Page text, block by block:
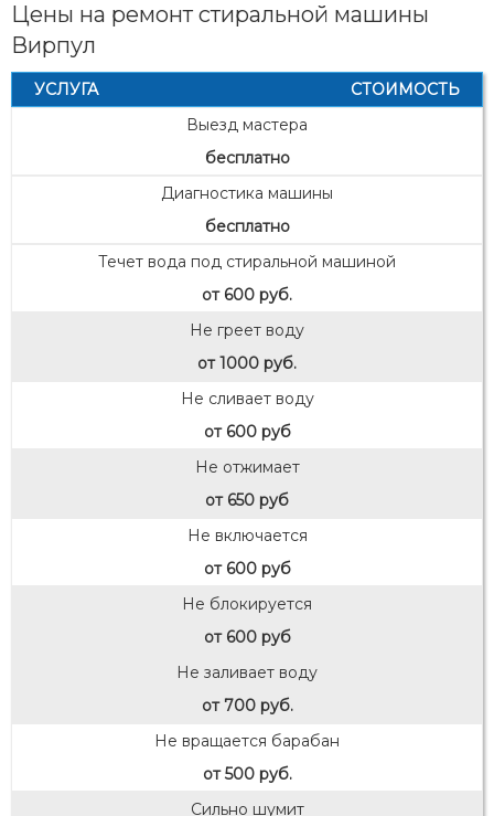
Цены на ремонт стиральной машины
Вирпул
УСЛУГА
СТОИМОСТЬ
Выезд мастера
бесплатно
Диагностика машины
бесплатно
Течет вода под стиральной машиной
от 600 руб.
Не греет воду
от 1000 руб.
Не сливает воду
от 600 руб
Не отжимает
от 650 руб
Не включается
от 600 руб
Не блокируется
от 600 руб
Не заливает воду
от 700 руб.
Не вращается барабан
от 500 руб.
Сильно шумит